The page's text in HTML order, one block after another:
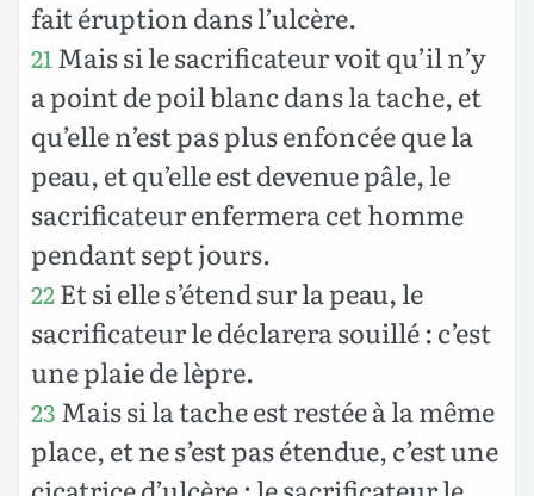
fait éruption dans l’ulcère.
21 Mais si le sacrificateur voit qu’il n’y
a point de poil blanc dans la tache, et
qu’elle n’est pas plus enfoncée que la
peau, et qu’elle est devenue pâle, le
sacrificateur enfermera cet homme
pendant sept jours.
22Et si elle s’étend sur la peau, le
sacrificateur le déclarera souillé : c’est
une plaie de lèpre.
23 Mais si la tache est restée à la même
place, et ne s’est pas étendue, c’est une